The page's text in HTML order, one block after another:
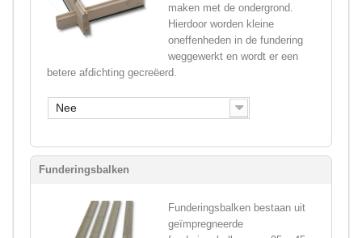
maken met de ondergrond.
Hierdoor worden kleine
oneffenheden in de fundering
weggewerkt en wordt er een
betere afdichting gecreëerd.
Nee
Funderingsbalken
Funderingsbalken bestaan uit
geïmpregneerde